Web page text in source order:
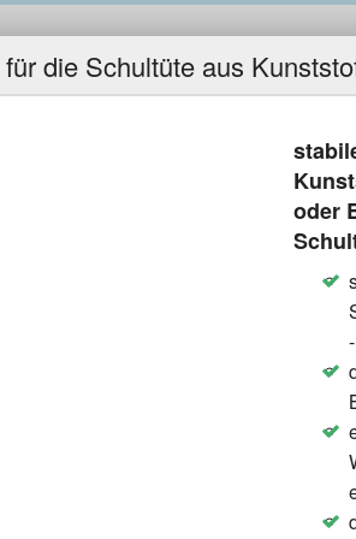
Lifestyle Elektro
Welches Produkt soll ich bei der
Problem ein für alle Mal aus der
Produkte aus dem Internet
Seller sind, denn eines ist klar, wenn
von vielen Menschen an ihre
einfach das Beste ist vom Preis-
oder